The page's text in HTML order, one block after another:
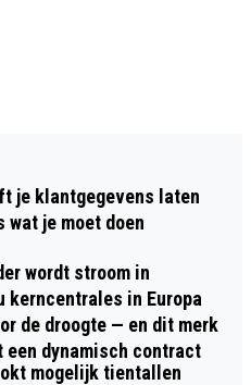
je klantgegevens laten
wat je moet doen
wordt stroom in
kerncentrales in Europa
de droogte — en dit merk
een dynamisch contract
mogelijk tientallen